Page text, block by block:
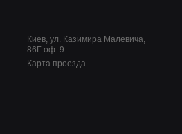
Киев, ул. Казимира Малевича,
86Г оф. 9
Карта проезда